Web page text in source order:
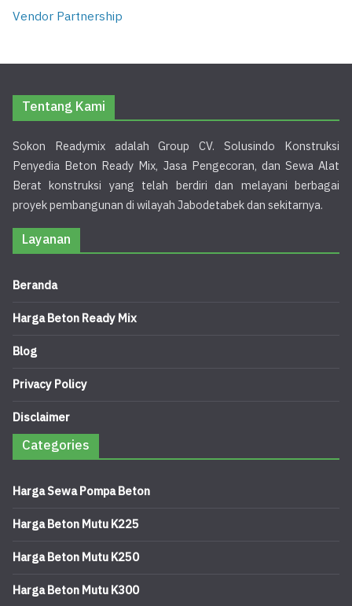
Vendor Partnership
Tentang Kami
Sokon Readymix adalah Group CV. Solusindo Konstruksi
Penyedia Beton Ready Mix, Jasa Pengecoran, dan Sewa Alat
Berat konstruksi yang telah berdiri dan melayani berbagai
proyek pembangunan di wilayah Jabodetabek dan sekitarnya.
Layanan
Beranda
Harga Beton Ready Mix
Blog
Privacy Policy
Disclaimer
Categories
Harga Sewa Pompa Beton
Harga Beton Mutu K225
Harga Beton Mutu K250
Harga Beton Mutu K300